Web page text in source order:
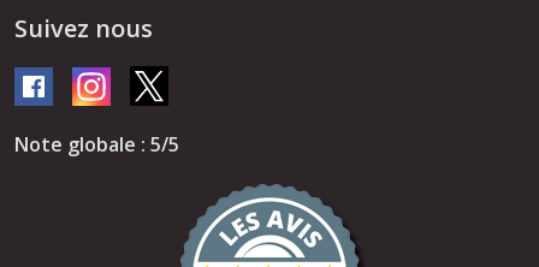
Suivez nous
Note globale : 5/5